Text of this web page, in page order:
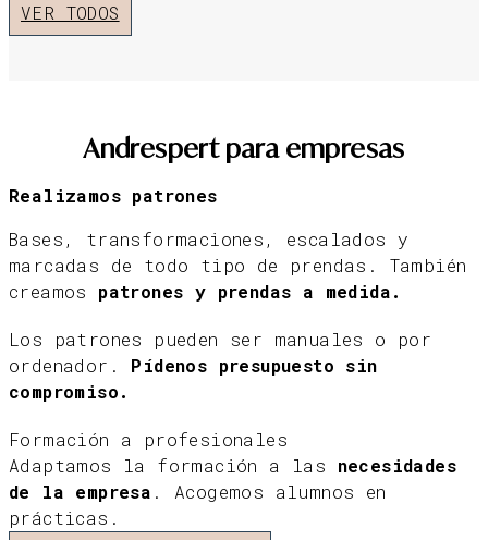
VER TODOS
Andrespert para empresas
Realizamos patrones
Bases, transformaciones, escalados y
marcadas de todo tipo de prendas. También
creamos patrones y prendas a medida.
Los patrones pueden ser manuales o por
ordenador. Pídenos presupuesto sin
compromiso.
Formación a profesionales
Adaptamos la formación a las necesidades
de la empresa . Acogemos alumnos en
prácticas.